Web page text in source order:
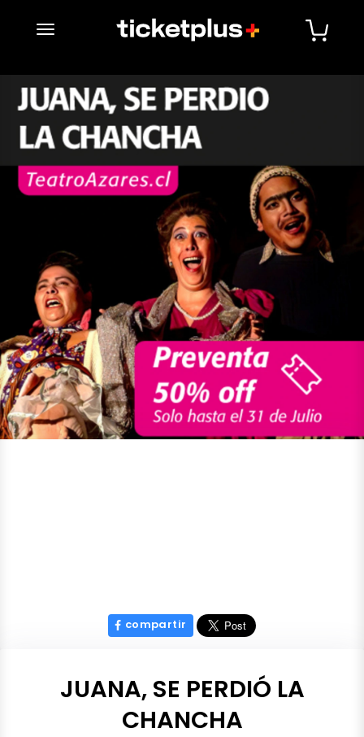
desplegar navegación
compartir
JUANA, SE PERDIÓ LA
CHANCHA